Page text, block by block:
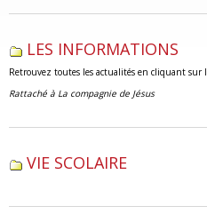
LES INFORMATIONS
Retrouvez toutes les actualités en cliquant
Rattaché à La compagnie de Jésus
VIE SCOLAIRE